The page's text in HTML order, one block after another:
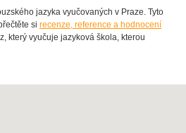
jazyka vyučovaných v Praze. Tyto
si recenze, reference a hodnocení
který vyučuje jazyková škola, kterou